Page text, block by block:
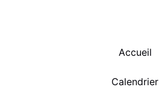
Accueil
Calendrier